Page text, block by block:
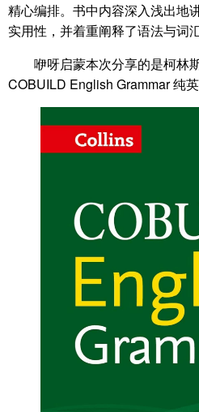
精心编排。书中内容深入浅出地
实用性，并着重阐释了语法与词
咿呀启蒙本次分享的是柯林
COBUILD English Grammar 纯